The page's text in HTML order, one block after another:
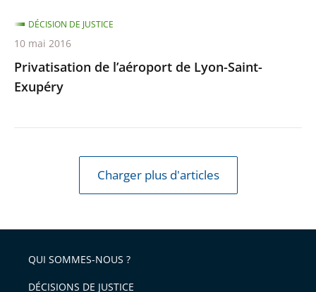
Privatisation de l’aéroport de Lyon-Saint-
Exupéry
DÉCISION DE JUSTICE
10 mai 2016
Charger plus d'articles
QUI SOMMES-NOUS ?
DÉCISIONS DE JUSTICE